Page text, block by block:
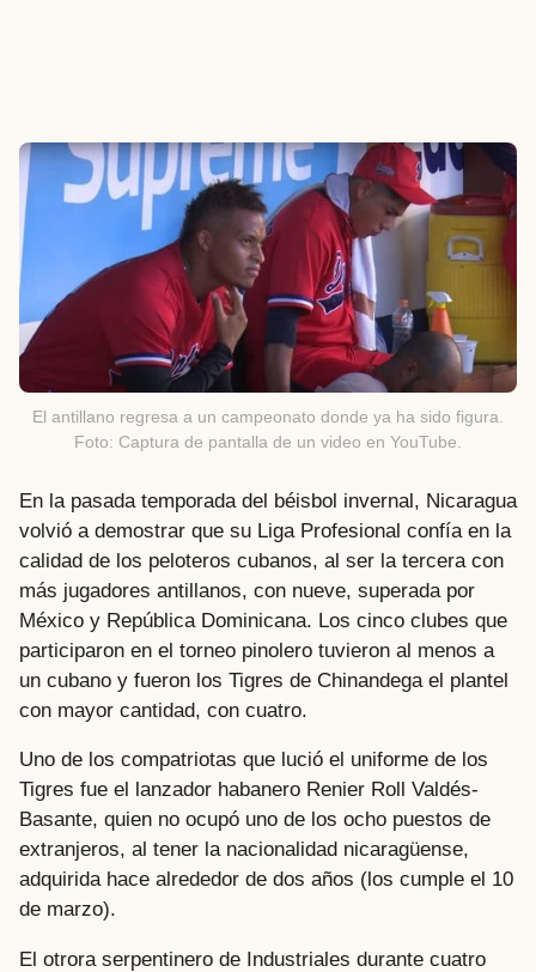
El antillano regresa a un campeonato donde ya ha sido figura.
Foto: Captura de pantalla de un video en YouTube.
En la pasada temporada del béisbol invernal, Nicaragua
volvió a demostrar que su Liga Profesional confía en la
calidad de los peloteros cubanos, al ser la tercera con
más jugadores antillanos, con nueve, superada por
México y República Dominicana. Los cinco clubes que
participaron en el torneo pinolero tuvieron al menos a
un cubano y fueron los Tigres de Chinandega el plantel
con mayor cantidad, con cuatro.
Uno de los compatriotas que lució el uniforme de los
Tigres fue el lanzador habanero Renier Roll Valdés-
Basante, quien no ocupó uno de los ocho puestos de
extranjeros, al tener la nacionalidad nicaragüense,
adquirida hace alrededor de dos años (los cumple el 10
de marzo).
El otrora serpentinero de Industriales durante cuatro